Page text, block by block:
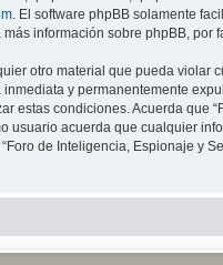
. El software phpBB solamente
información sobre phpBB, por
otro material que pueda violar
y permanentemente
condiciones. Acuerda que
usuario acuerda que cualquier
de Inteligencia, Espionaje y